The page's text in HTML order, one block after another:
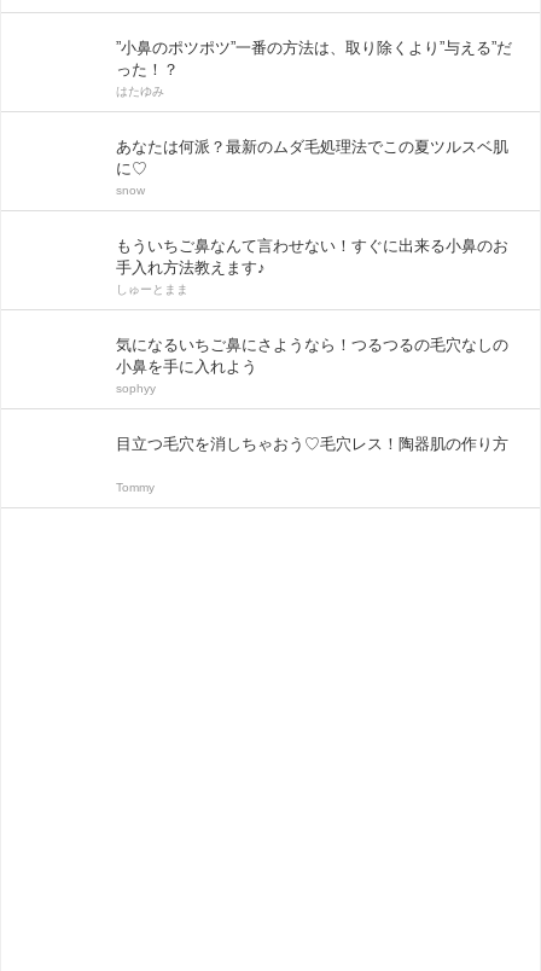
”小鼻のポツポツ”一番の方法は、取り除くより”与える”だ
った！？
はたゆみ
あなたは何派？最新のムダ毛処理法でこの夏ツルスベ肌
に♡
snow
もういちご鼻なんて言わせない！すぐに出来る小鼻のお
手入れ方法教えます♪
しゅーとまま
気になるいちご鼻にさようなら！つるつるの毛穴なしの
小鼻を手に入れよう
sophyy
目立つ毛穴を消しちゃおう♡毛穴レス！陶器肌の作り方
Tommy